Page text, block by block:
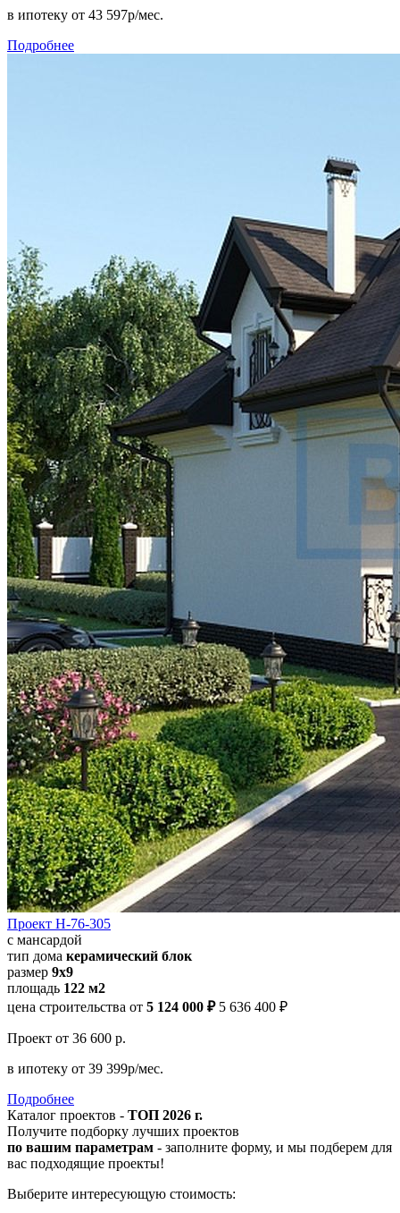
в ипотеку от 43 597р/мес.
Подробнее
Проект Н-76-305
с мансардой
тип дома керамический блок
размер 9x9
площадь 122 м2
цена строительства от 5 124 000 ₽ 5 636 400 ₽
Проект от 36 600 р.
в ипотеку от 39 399р/мес.
Подробнее
Каталог проектов - ТОП 2026 г.
Получите подборку лучших проектов
по вашим параметрам - заполните форму, и мы подберем для
вас подходящие проекты!
Выберите интересующую стоимость: